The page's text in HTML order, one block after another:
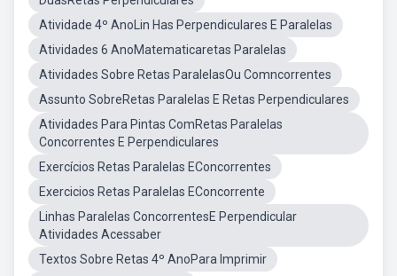
Atividade 4º AnoLin Has Perpendiculares E Paralelas
Atividades 6 AnoMatematicaretas Paralelas
Atividades Sobre Retas ParalelasOu Comncorrentes
Assunto SobreRetas Paralelas E Retas Perpendiculares
Atividades Para Pintas ComRetas Paralelas
Concorrentes E Perpendiculares
Exercícios Retas Paralelas EConcorrentes
Exercicios Retas Paralelas EConcorrente
Linhas Paralelas ConcorrentesE Perpendicular
Atividades Acessaber
Textos Sobre Retas 4º AnoPara Imprimir